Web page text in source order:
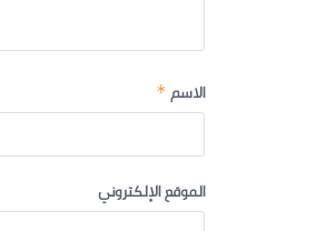
الاسم *
الموقع الإلكتروني